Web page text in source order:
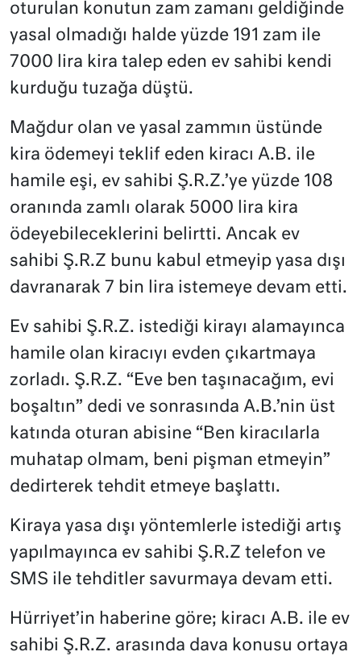
oturulan konutun zam zamanı geldiğinde
yasal olmadığı halde yüzde 191 zam ile
7000 lira kira talep eden ev sahibi kendi
kurduğu tuzağa düştü.
Mağdur olan ve yasal zammın üstünde
kira ödemeyi teklif eden kiracı A.B. ile
hamile eşi, ev sahibi Ş.R.Z.’ye yüzde 108
oranında zamlı olarak 5000 lira kira
ödeyebileceklerini belirtti. Ancak ev
sahibi Ş.R.Z bunu kabul etmeyip yasa dışı
davranarak 7 bin lira istemeye devam etti.
Ev sahibi Ş.R.Z. istediği kirayı alamayınca
hamile olan kiracıyı evden çıkartmaya
zorladı. Ş.R.Z. “Eve ben taşınacağım, evi
boşaltın” dedi ve sonrasında A.B.’nin üst
katında oturan abisine “Ben kiracılarla
muhatap olmam, beni pişman etmeyin”
dedirterek tehdit etmeye başlattı.
Kiraya yasa dışı yöntemlerle istediği artış
yapılmayınca ev sahibi Ş.R.Z telefon ve
SMS ile tehditler savurmaya devam etti.
Hürriyet’in haberine göre; kiracı A.B. ile ev
sahibi Ş.R.Z. arasında dava konusu ortaya